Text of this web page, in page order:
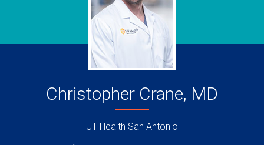
Christopher Crane, MD
UT Health San Antonio